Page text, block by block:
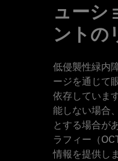
ューシ
ントの
低侵襲性緑内
ージを通じて
依存していま
能しない場合
とする場合が
ラフィー（
情報を提供し